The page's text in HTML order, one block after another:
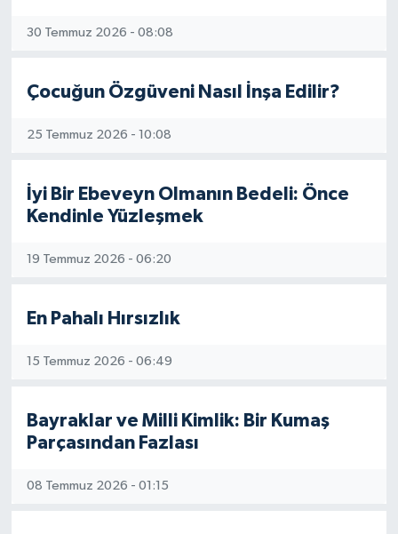
30 Temmuz 2026 - 08:08
Çocuğun Özgüveni Nasıl İnşa Edilir?
25 Temmuz 2026 - 10:08
İyi Bir Ebeveyn Olmanın Bedeli: Önce
Kendinle Yüzleşmek
19 Temmuz 2026 - 06:20
En Pahalı Hırsızlık
15 Temmuz 2026 - 06:49
Bayraklar ve Milli Kimlik: Bir Kumaş
Parçasından Fazlası
08 Temmuz 2026 - 01:15